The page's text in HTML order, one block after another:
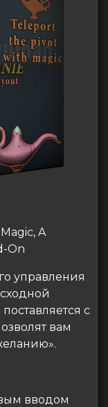
A
On
управления
с
вам
вводом